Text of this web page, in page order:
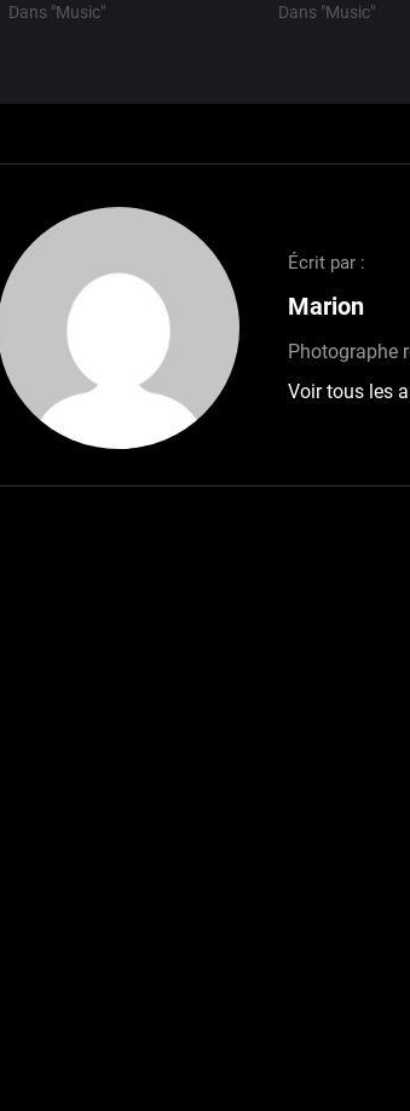
Dans "Music"
Dans "Music"
Écrit par :
Marion
Photographe
Voir tous les